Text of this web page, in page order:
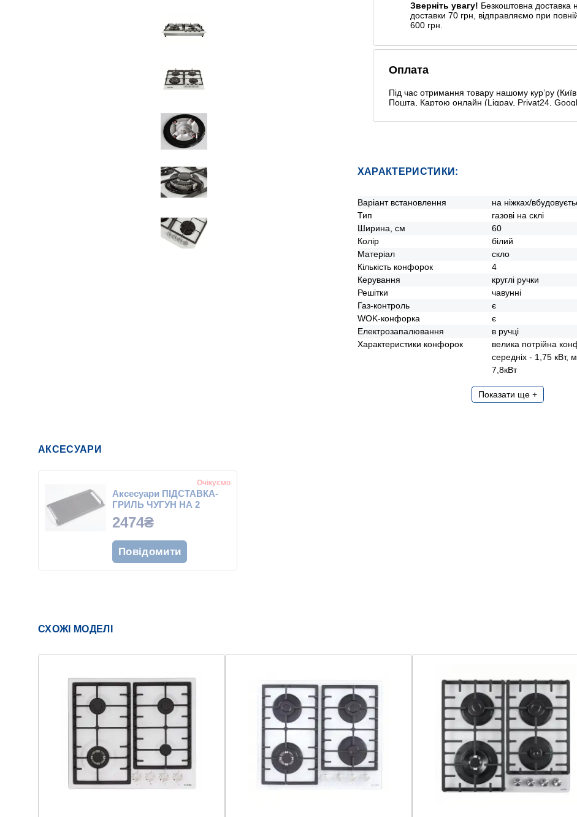
Зверніть увагу! Безкоштовна доставка
доставки 70 грн, відправляємо при
600 грн.
Оплата
Під час отримання товару нашому курʼру
Пошта, Картою онлайн (Liqpay, Privat24,
Ще додаткові способи оплати
ХАРАКТЕРИСТИКИ:
Варіант встановлення
на ніжках/
Тип
газові на склі
Ширина, см
60
Колір
білий
Матеріал
скло
Кількість конфорок
4
Керування
круглі ручки
Решітки
чавунні
Газ-контроль
є
WOK-конфорка
є
Електрозапалювання
в ручці
Характеристики конфорок
велика потрійна
середніх - 1,75 кВт,
7,8кВт
Показати ще +
АКСЕСУАРИ
Очікуємо
Аксесуари ПІДСТАВКА-
ГРИЛЬ ЧУГУН НА 2
КОНФОРКИ
2474₴
Повідомити
СХОЖІ МОДЕЛІ